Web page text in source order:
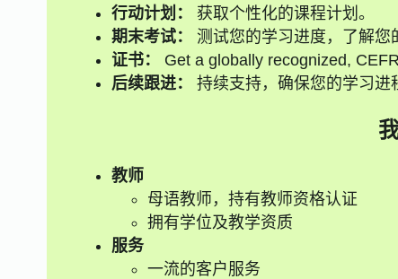
行动计划：
获取个性化的课程计划。
期末考试：
测试您的学习进度，了解您
证书：
Get a globally recognized,
后续跟进：
持续支持，确保您的学习进
教师
母语教师，持有教师资格认证
拥有学位及教学资质
服务
一流的客户服务